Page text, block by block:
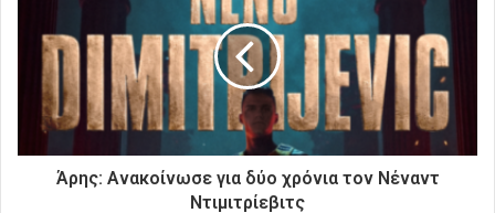
τ
Άρης: Ανακοίνωσε για δύο χρόνια τον Νέναντ
Ντιμιτρίεβιτς